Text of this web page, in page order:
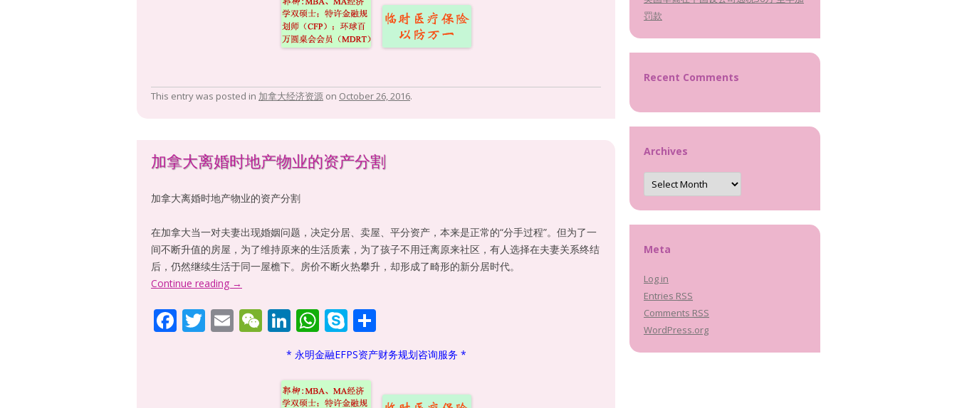
at dI
n
A
p
e
This entry was posted in 加拿大经济资源 on October 26, 2016.
加拿大离婚时地产物业的资产分割
加拿大离婚时地产物业的资产分割
在加拿大当一对夫妻出现婚姻问题，决定分居、卖屋、平分资产，本来是正常的“分手过程”。但为了一
间不断升值的房屋，为了维持原来的生活质素，为了孩子不用迁离原来社区，有人选择在夫妻关系终结
后，仍然继续生活于同一屋檐下。房价不断火热攀升，却形成了畸形的新分居时代。
Continue reading →
F T E W Li
n
k
e
W
h
at
s
S
k
y
p
h
ar
e
* 永明金融EFPS资产财务规划咨询服务 *
罚款
Recent Comments
Archives
Archives
Meta
Log in
Entries RSS
Comments RSS
WordPress.org